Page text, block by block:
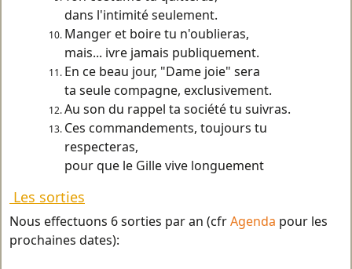
dans l'intimité seulement.
Manger et boire tu n'oublieras,
mais... ivre jamais publiquement.
En ce beau jour, "Dame joie" sera
ta seule compagne, exclusivement.
Au son du rappel ta société tu suivras.
Ces commandements, toujours tu
respecteras,
pour que le Gille vive longuement
Les sorties
Nous effectuons 6 sorties par an (cfrAgenda pour les
prochaines dates):